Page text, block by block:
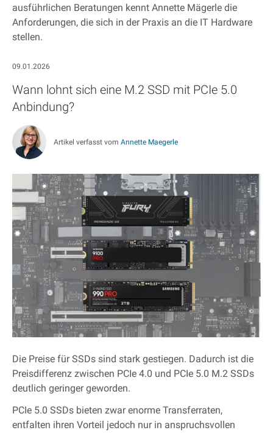
ausführlichen Beratungen kennt Annette Mägerle die
Anforderungen, die sich in der Praxis an die IT Hardware
stellen.
09.01.2026
Wann lohnt sich eine M.2 SSD mit PCIe 5.0
Anbindung?
Artikel verfasst vom Annette Maegerle
Die Preise für SSDs sind stark gestiegen. Dadurch ist die
Preisdifferenz zwischen PCIe 4.0 und PCIe 5.0 M.2 SSDs
deutlich geringer geworden.
PCIe 5.0 SSDs bieten zwar enorme Transferraten,
entfalten ihren Vorteil jedoch nur in anspruchsvollen